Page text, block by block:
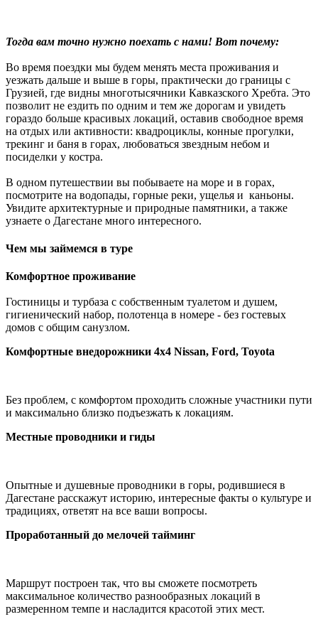
Тогда вам точно нужно поехать с нами! Вот почему:
Во время поездки мы будем менять места проживания и
уезжать дальше и выше в горы, практически до границы с
Грузией, где видны многотысячники Кавказского Хребта. Это
позволит не ездить по одним и тем же дорогам и увидеть
гораздо больше красивых локаций, оставив свободное время
на отдых или активности: квадроциклы, конные прогулки,
трекинг и баня в горах, любоваться звездным небом и
посиделки у костра.
В одном путешествии вы побываете на море и в горах,
посмотрите на водопады, горные реки, ущелья и каньоны.
Увидите архитектурные и природные памятники, а также
узнаете о Дагестане много интересного.
Чем мы займемся в туре
Комфортное проживание
Гостиницы и турбаза с собственным туалетом и душем,
гигиенический набор, полотенца в номере - без гостевых
домов с общим санузлом.
Комфортные внедорожники 4х4 Nissan, Ford, Toyota
Без проблем, с комфортом проходить сложные участники пути
и максимально близко подъезжать к локациям.
Местные проводники и гиды
Опытные и душевные проводники в горы, родившиеся в
Дагестане расскажут историю, интересные факты о культуре и
традициях, ответят на все ваши вопросы.
Проработанный до мелочей тайминг
Маршрут построен так, что вы сможете посмотреть
максимальное количество разнообразных локаций в
размеренном темпе и насладится красотой этих мест.